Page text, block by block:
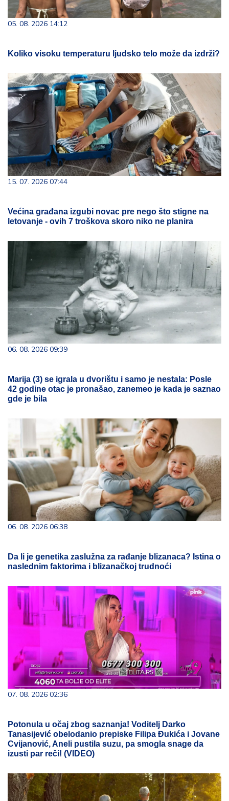
05. 08. 2026 14:12
Koliko visoku temperaturu ljudsko telo može da izdrži?
15. 07. 2026 07:44
Većina građana izgubi novac pre nego što stigne na
letovanje - ovih 7 troškova skoro niko ne planira
06. 08. 2026 09:39
Marija (3) se igrala u dvorištu i samo je nestala: Posle
42 godine otac je pronašao, zanemeo je kada je saznao
gde je bila
06. 08. 2026 06:38
Da li je genetika zaslužna za rađanje blizanaca? Istina o
naslednim faktorima i blizanačkoj trudnoći
07. 08. 2026 02:36
Potonula u očaj zbog saznanja! Voditelj Darko
Tanasijević obelodanio prepiske Filipa Đukića i Jovane
Cvijanović, Aneli pustila suzu, pa smogla snage da
izusti par reči! (VIDEO)